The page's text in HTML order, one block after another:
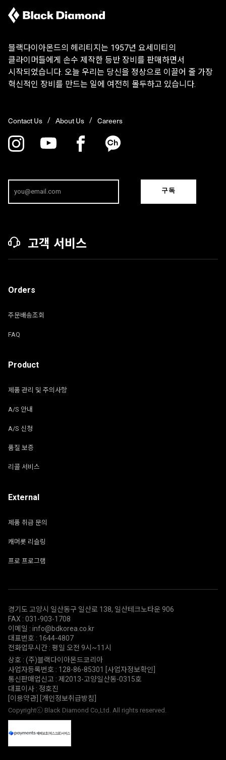
블랙다이아몬드의 헤리티지는 1957년 요세미티의
클라이머들에게 손수 제작한 등반 장비를 판매하면서
시작되었습니다. 오늘 우리는 당신을 정상으로 이끌어 줄 가장
혁신적인 장비를 만드는 일에 여전히 몰두하고 있습니다.
Contact Us About Us Careers
구독
고객 서비스
Orders
주문배송조회
FAQ
Product
제품 관리 및 주의사항
A/S 안내
A/S 신청
품질 보증
리콜 서비스
External
제품 취급 문의
캐머롯 리슬링
프로 프로그램
경기도 고양시 일산동구 일산로 138, 일산테크노타운 906
FAX : 031-903-1708
이메일 : info@bdkorea.co.kr
대표번호 : 1644-4807
전화업무시간 : 평일 오전 9시~11시
상호 : (주)블랙다이아몬드코리아
사업자등록번호 : 128-86-85301
[사업자정보확인]
통신판매업신고 : 제2013-고양일산동-0315호
대표이사 : 정호진
[이용약관]
[개인정보취급방침]
Copyrightⓒ Black Diamond Co,Ltd. All rights reserved.